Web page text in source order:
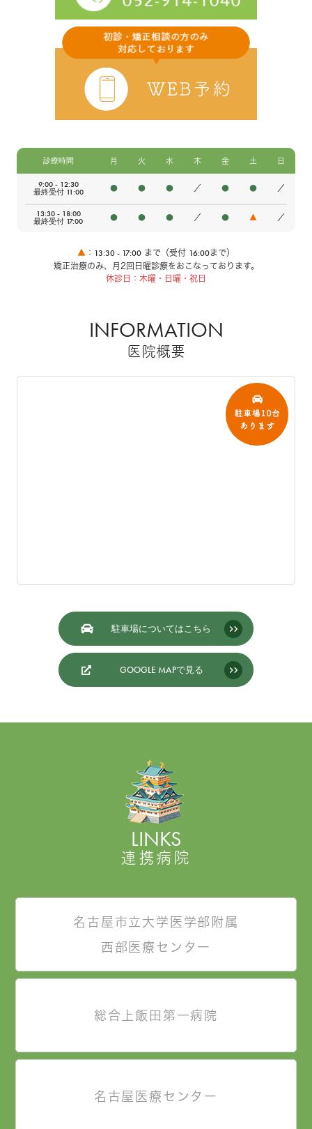
診療時間 月 火 水 木 金 土 日
9:00 - 12:30
最終受付 11:00 ● ● ● ／ ● ● ／
13:30 - 18:00
最終受付 17:00 ● ● ● ／ ● ▲ ／
▲ ： 13:30 - 17:00 まで（受付 16:00まで）
矯正治療のみ、月2回日曜診療をおこなっております。
休診日：木曜・日曜・祝日
INFORMATION
医院概要
駐車場についてはこちら
GOOGLE MAPで見る
LINKS
連携病院
名古屋市立大学医学部附属
西部医療センター
総合上飯田第一病院
名古屋医療センター